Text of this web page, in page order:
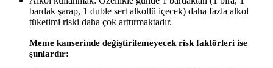
bardak şarap, 1 duble sert alkollü içecek) daha fazla alkol
tüketimi riski daha çok arttırmaktadır.
Meme kanserinde değiştirilemeyecek risk faktörleri ise
şunlardır: